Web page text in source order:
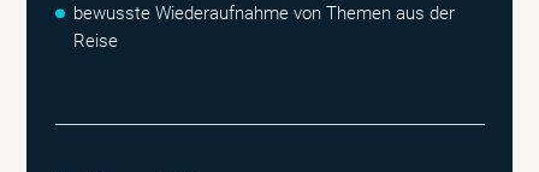
bewusste Wiederaufnahme von Themen aus der
Reise